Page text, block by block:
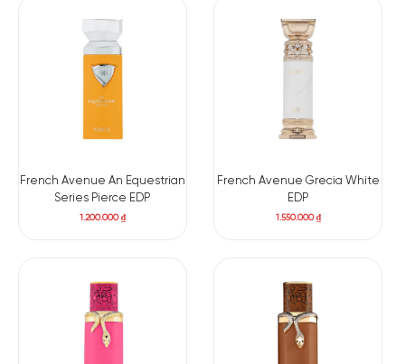
French Avenue An Equestrian
Series Pierce EDP
1.200.000₫
French Avenue Grecia White
EDP
1.550.000₫